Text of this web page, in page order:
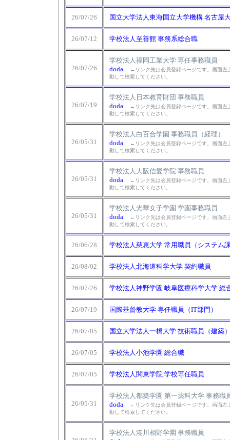
26/07/26 国立大学法人東海国立大学機構 名古屋
26/07/12 学校法人至善館 事務系総合職
26/07/26
学校法人福岡工業大学 専任事務職員
doda
←リンク先は会員登録ページです。画面左
動して検索してください。
26/07/19
学校法人日本教育財団 事務職員
doda
←リンク先は会員登録ページです。画面左
動して検索してください。
26/05/31
学校法人白百合学園 事務職員（経理）
doda
←リンク先は会員登録ページです。画面左
動して検索してください。
26/05/31
学校法人大阪信愛学院 事務職員
doda
←リンク先は会員登録ページです。画面左
動して検索してください。
26/05/31
学校法人光華女子学園 学園事務職員
doda
←リンク先は会員登録ページです。画面左
動して検索してください。
26/06/28 学校法人慈恵大学 常用職員（システム
26/08/02 学校法人北海道科学大学 契約職員
26/07/26 学校法人神野学園 岐阜医療科学大学 総
26/07/19 国際基督教大学 専任職員（IT部門）
26/07/05 国立大学法人一橋大学 技術職員（建築
26/07/05 学校法人小池学園 総合職
26/07/05 学校法人関東学院 学校専任職員
26/05/31
学校法人都築学園 第一薬科大学 事務職
doda
←リンク先は会員登録ページです。画面左
動して検索してください。
学校法人湊川相野学園 事務職員